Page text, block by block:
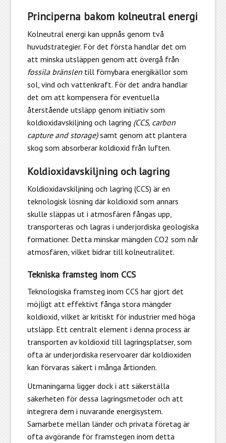
Principerna bakom kolneutral energi
Kolneutral energi kan uppnås genom två
huvudstrategier. För det första handlar det om
att minska utsläppen genom att övergå från
fossila bränslentill förnybara energikällor som
sol, vind och vattenkraft. För det andra handlar
det om att kompensera för eventuella
återstående utsläpp genom initiativ som
koldioxidavskiljning och lagring (CCS, carbon
capture and storage)samt genom att plantera
skog som absorberar koldioxid från luften.
Koldioxidavskiljning och lagring
Koldioxidavskiljning och lagring (CCS) är en
teknologisk lösning där koldioxid som annars
skulle släppas ut i atmosfären fångas upp,
transporteras och lagras i underjordiska geologiska
formationer. Detta minskar mängden CO2 som når
atmosfären, vilket bidrar till kolneutralitet.
Tekniska framsteg inom CCS
Teknologiska framsteg inom CCS har gjort det
möjligt att effektivt fånga stora mängder
koldioxid, vilket är kritiskt för industrier med höga
utsläpp. Ett centralt element i denna process är
transporten av koldioxid till lagringsplatser, som
ofta är underjordiska reservoarer där koldioxiden
kan förvaras säkert i många årtionden.
Utmaningarna ligger dock i att säkerställa
säkerheten för dessa lagringsmetoder och att
integrera dem i nuvarande energisystem.
Samarbete mellan länder och privata företag är
ofta avgörande för framstegen inom detta